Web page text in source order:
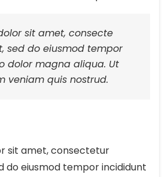
sit amet, consecte
sed do eiusmod tempor
dolor magna aliqua. Ut
veniam quis nostrud.
sit amet, consectetur
do eiusmod tempor incididunt